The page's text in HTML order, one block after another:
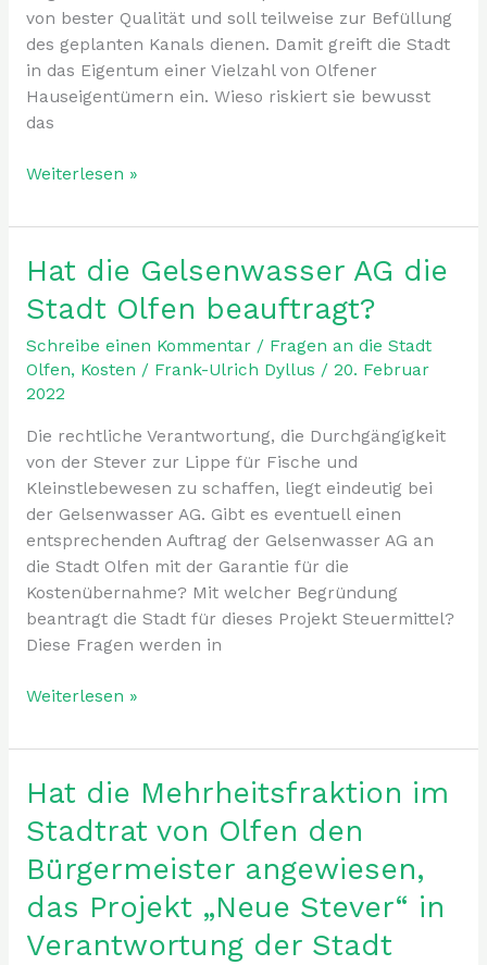
von bester Qualität und soll teilweise zur Befüllung
des geplanten Kanals dienen. Damit greift die Stadt
in das Eigentum einer Vielzahl von Olfener
Hauseigentümern ein. Wieso riskiert sie bewusst
das
Weiterlesen »
Hat die Gelsenwasser AG die
Stadt Olfen beauftragt?
Schreibe einen Kommentar / Fragen an die Stadt
Olfen, Kosten / Frank-Ulrich Dyllus / 20. Februar
2022
Die rechtliche Verantwortung, die Durchgängigkeit
von der Stever zur Lippe für Fische und
Kleinstlebewesen zu schaffen, liegt eindeutig bei
der Gelsenwasser AG. Gibt es eventuell einen
entsprechenden Auftrag der Gelsenwasser AG an
die Stadt Olfen mit der Garantie für die
Kostenübernahme? Mit welcher Begründung
beantragt die Stadt für dieses Projekt Steuermittel?
Diese Fragen werden in
Hat
Gelsenwasser
AG
die
Stadt
beauftragt?
Weiterlesen »
Hat die Mehrheitsfraktion im
Stadtrat von Olfen den
Bürgermeister angewiesen,
das Projekt „Neue Stever“ in
Verantwortung der Stadt
Hat
Mehrheitsfraktion
im
Stadtrat
von
Olfen